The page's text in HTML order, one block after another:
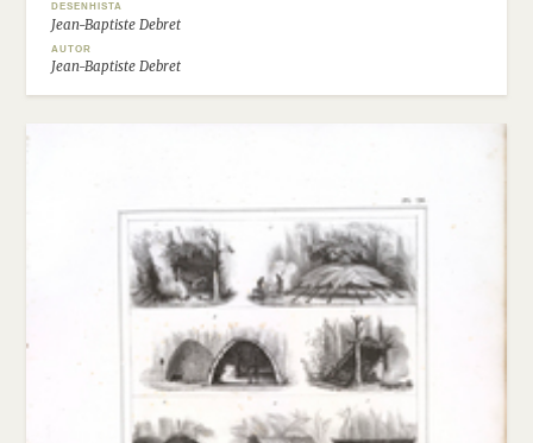
DESENHISTA
Jean-Baptiste Debret
AUTOR
Jean-Baptiste Debret